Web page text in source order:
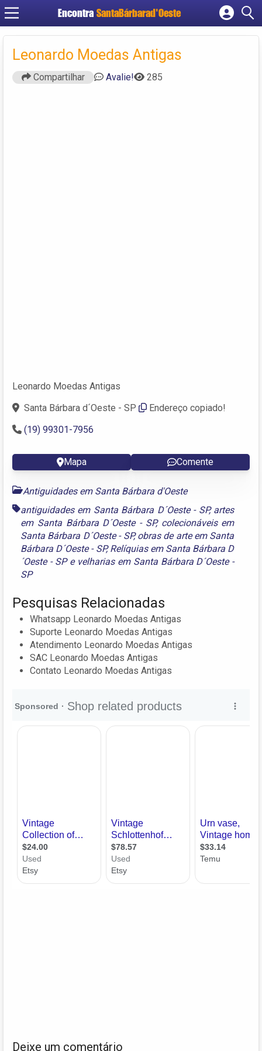
Encontra SantaBárbarad'Oeste
Cadastrar empresa
Criar conta
Leonardo Moedas Antigas
Compartilhar Avalie! 285
Leonardo Moedas Antigas
Santa Bárbara d´Oeste - SP
Endereço copiado!
(19) 99301-7956
Mapa Comente
Antiguidades em Santa Bárbara d'Oeste
antiguidades em Santa Bárbara D´Oeste - SP, artes
em Santa Bárbara D´Oeste - SP, colecionáveis em
Santa Bárbara D´Oeste - SP,obras de arte em Santa
Bárbara D´Oeste - SP,Relíquias em Santa Bárbara D
´Oeste - SPe velharias em Santa Bárbara D´Oeste -
SP
Pesquisas Relacionadas
Whatsapp Leonardo Moedas Antigas
Suporte Leonardo Moedas Antigas
Atendimento Leonardo Moedas Antigas
SAC Leonardo Moedas Antigas
Contato Leonardo Moedas Antigas
Deixe um comentário